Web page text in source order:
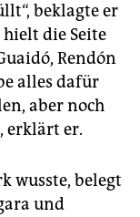
beklagte er
die Seite
Rendón
alles dafür
aber noch
erklärt er.
wusste, belegt
und